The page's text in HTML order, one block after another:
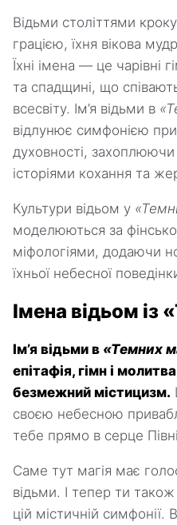
Відьми століттями
грацією, їхня вікова
Їхні імена — це чарівні
та спадщині, що
всесвіту. Ім’я відьми в
відлунює симфонією
духовності,
історіями кохання та
Культури відьом у
моделюються за
міфологіями, додаючи
їхньої небесної
Імена відьом із
Ім’я відьми в «Темних
епітафія, гімн і
безмежний містицизм.
своєю небесною
тебе прямо в серце
Саме тут магія має
відьми. І тепер ти
цій містичній симфонії.